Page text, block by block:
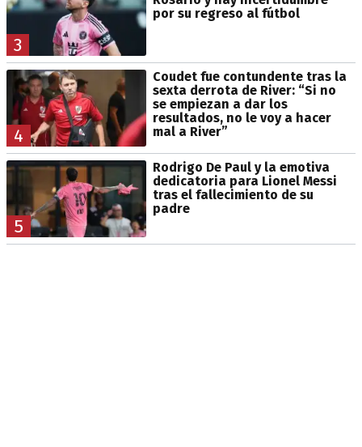
3
por su regreso al fútbol
4
Coudet fue contundente tras la
sexta derrota de River: “Si no
se empiezan a dar los
resultados, no le voy a hacer
mal a River”
5
Rodrigo De Paul y la emotiva
dedicatoria para Lionel Messi
tras el fallecimiento de su
padre